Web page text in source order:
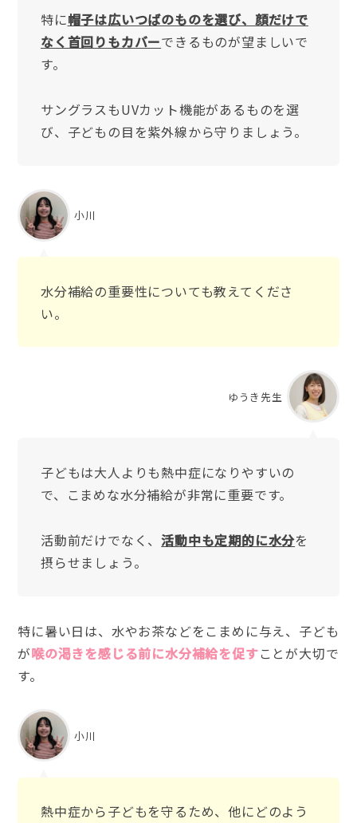
特に帽子は広いつばのものを選び、顔だけで
なく首回りもカバーできるものが望ましいで
す。
サングラスもUVカット機能があるものを選
び、子どもの目を紫外線から守りましょう。
小川
水分補給の重要性についても教えてくださ
い。
ゆうき先生
子どもは大人よりも熱中症になりやすいの
で、こまめな水分補給が非常に重要です。
活動前だけでなく、活動中も定期的に水分を
摂らせましょう。
特に暑い日は、水やお茶などをこまめに与え、子ども
が喉の渇きを感じる前に水分補給を促すことが大切で
す。
小川
熱中症から子どもを守るため、他にどのよう